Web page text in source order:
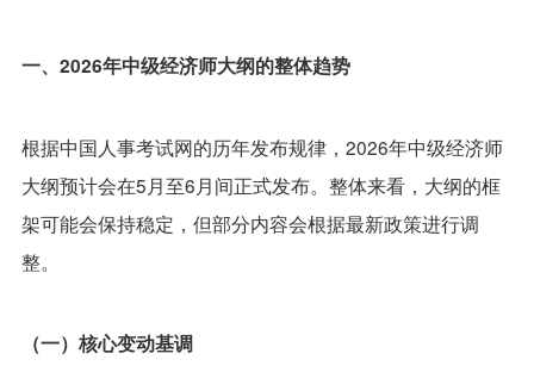
一、2026年中级经济师大纲的整体趋势
根据中国人事考试网的历年发布规律，2026年中级经济师
大纲预计会在5月至6月间正式发布。整体来看，大纲的框
架可能会保持稳定，但部分内容会根据最新政策进行调
整。
（一）核心变动基调